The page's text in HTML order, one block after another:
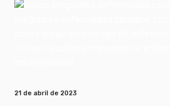
21 de abril de 2023